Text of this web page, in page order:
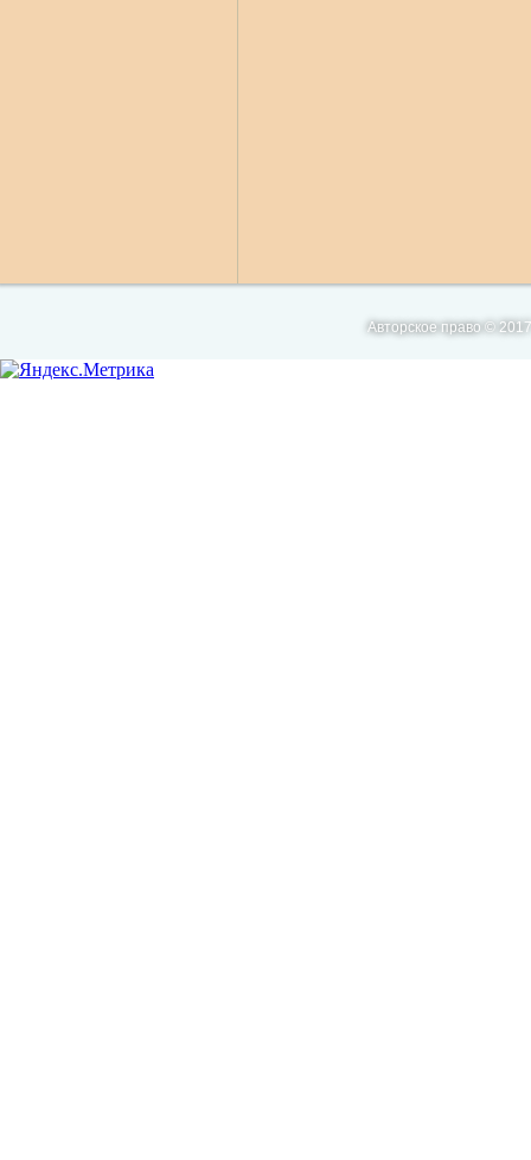
Авторское право ©